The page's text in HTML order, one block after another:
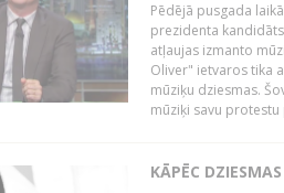
Pēdējā pusgada
prezidenta
atļaujas izmanto
Oliver" ietvaros tika
mūziķu dziesmas.
mūziķi savu
KĀPĒC